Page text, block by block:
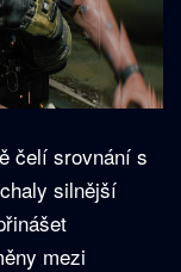
čelí srovnání s
silnější
mezi